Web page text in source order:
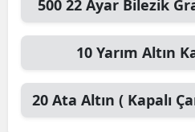
500 22 Ayar Bilezik
10 Yarım Altın
20 Ata Altın ( Kapalı